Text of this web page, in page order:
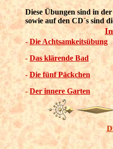
Diese Übungen sind in
sowie auf den CD´s sind
-Die Achtsamkeitsübung
- Das klärende Bad
- Die fünf Päckchen
-Der innere Garten